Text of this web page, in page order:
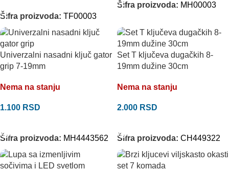
Šifra proizvoda: TF00003
Šifra proizvoda: MH00003
Univerzalni nasadni ključ gator
grip 7-19mm
Nema na stanju
1.100 RSD
Šifra proizvoda: MH4443562
Set T ključeva dugačkih 8-
19mm dužine 30cm
Nema na stanju
2.000 RSD
Šifra proizvoda: CH449322